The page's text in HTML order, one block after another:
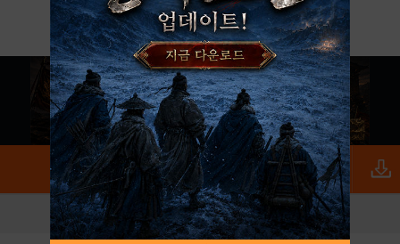
로그인 PC버전 전체앱